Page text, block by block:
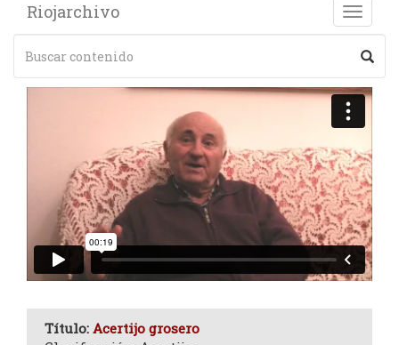
Toggle
Riojarchivo
Título: Acertijo grosero